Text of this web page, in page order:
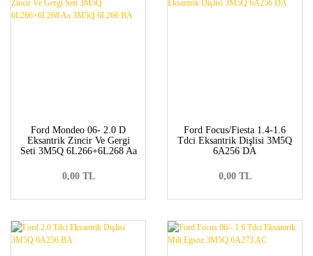
Ford Mondeo 06- 2.0 D
Eksantrik Zincir Ve Gergi
Seti 3M5Q 6L266+6L268 Aa
0,00 TL
Ford Focus/Fiesta 1.4-1.6
Tdci Eksantrik Dişlisi 3M5Q
6A256 DA
0,00 TL